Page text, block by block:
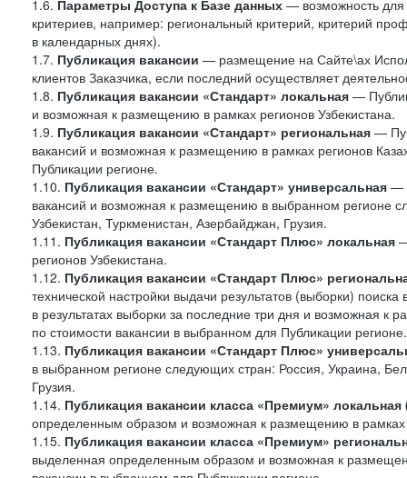
1.6. Параметры Доступа к Базе данных — возможность
критериев, например: региональный критерий, критерий
в календарных днях).
1.7. Публикация вакансии — размещение на Сайте\ах
клиентов Заказчика, если последний осуществляет
1.8. Публикация вакансии «Стандарт» локальная —
и возможная к размещению в рамках регионов Узбекистана.
1.9. Публикация вакансии «Стандарт» региональная —
вакансий и возможная к размещению в рамках регионов
Публикации регионе.
1.10. Публикация вакансии «Стандарт» универсальная —
вакансий и возможная к размещению в выбранном регионе
Узбекистан, Туркменистан, Азербайджан, Грузия.
1.11. Публикация вакансии «Стандарт Плюс» локальная
регионов Узбекистана.
1.12. Публикация вакансии «Стандарт Плюс»
технической настройки выдачи результатов (выборки)
в результатах выборки за последние три дня и возможная к
по стоимости вакансии в выбранном для Публикации регионе.
1.13. Публикация вакансии «Стандарт Плюс»
в выбранном регионе следующих стран: Россия, Украина,
Грузия.
1.14. Публикация вакансии класса «Премиум»
определенным образом и возможная к размещению в рамках
1.15. Публикация вакансии класса «Премиум»
выделенная определенным образом и возможная к